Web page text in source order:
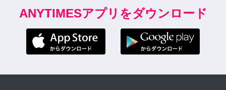
ANYTIMESアプリをダウンロード